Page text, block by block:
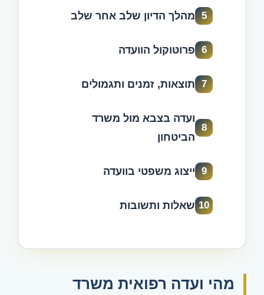
5 מהלך הדיון שלב אחר שלב
6 פרוטוקול הוועדה
7 תוצאות, זמנים ותגמולים
8
ועדה בצבא מול משרד
הביטחון
9 ייצוג משפטי בוועדה
10 שאלות ותשובות
מהי ועדה רפואית משרד